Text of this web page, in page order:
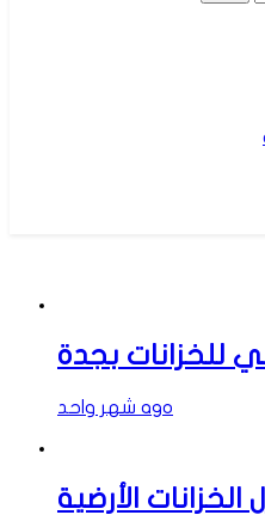
للخزانات بجدة
شهر واحد ago
الخزانات الأرضية